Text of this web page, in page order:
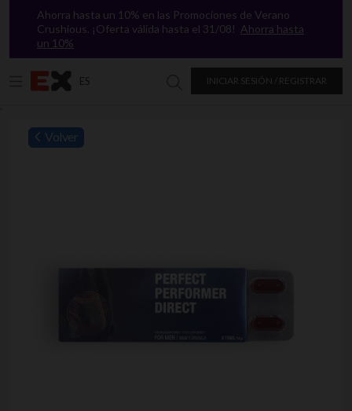
`
Ahorra hasta un 10% en las Promociones de Verano
Crushious. ¡Oferta válida hasta el 31/08! Ahorra hasta
un 10%
ES INICIAR SESIÓN / REGISTRAR
Buscar en Excitasy
Volver